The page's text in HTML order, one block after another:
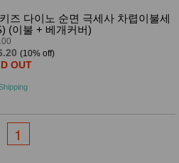
즈 다이노 순면 극세사 차렵이불세
(이불 + 베개커버)
(10% off)
OUT
1